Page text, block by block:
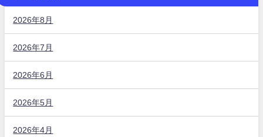
2026年8月
2026年7月
2026年6月
2026年5月
2026年4月